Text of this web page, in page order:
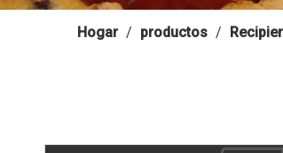
Hogar / productos /